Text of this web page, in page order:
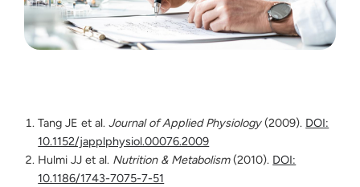
Tang JE et al.Journal of Applied Physiology(2009). DOI:
10.1152/japplphysiol.00076.2009
Hulmi JJ et al. Nutrition & Metabolism(2010). DOI:
10.1186/1743-7075-7-51